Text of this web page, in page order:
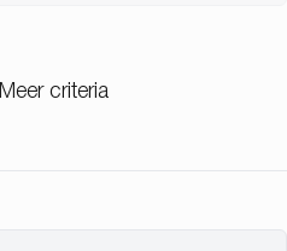
Meer criteria